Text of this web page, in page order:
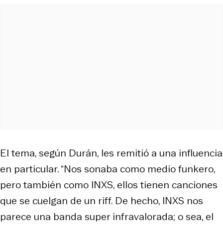
El tema, según Durán, les remitió a una influencia
en particular. “Nos sonaba como medio funkero,
pero también como INXS, ellos tienen canciones
que se cuelgan de un riff. De hecho, INXS nos
parece una banda super infravalorada; o sea, el